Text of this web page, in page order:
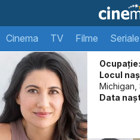
Cinema TV Filme Seriale
Ocupație:
Locul
Michigan,
Data